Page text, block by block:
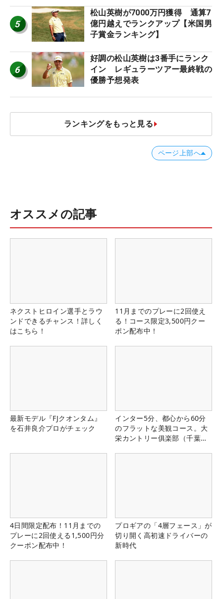
5
松山英樹が7000万円獲得 通算7
億円越えでランクアップ【米国男
子賞金ランキング】
6
好調の松山英樹は3番手にランク
イン レギュラーツアー最終戦の
優勝予想発表
ランキングをもっと見る
ページ上部へ
オススメの記事
ネクストヒロイン選手とラウ
ンドできるチャンス！詳しく
はこちら！
11月までのプレーに2回使え
る！コース限定3,500円クー
ポン配布中！
最新モデル『FJクオンタム』
を石井良介プロがチェック
インター5分、都心から60分
のフラットな美観コース。大
栄カントリー俱楽部（千葉
4日間限定配布！11月までの
プレーに2回使える1,500円分
クーポン配布中！
プロギアの「4層フェース」が
切り開く高初速ドライバーの
新時代